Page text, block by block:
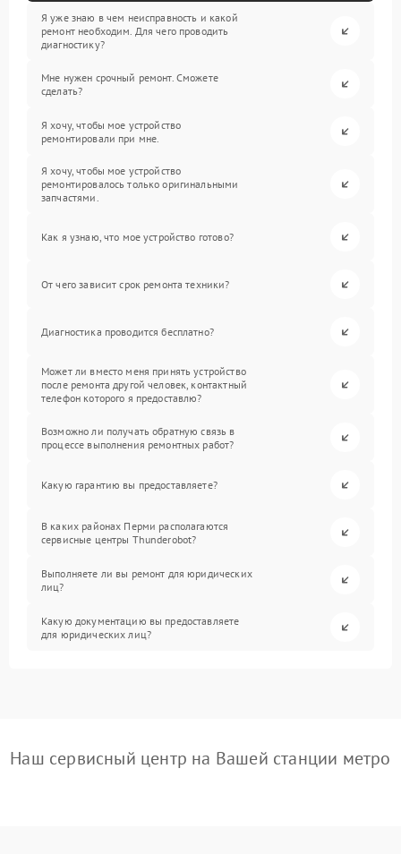
Я уже знаю в чем неисправность и какой
ремонт необходим. Для чего проводить
диагностику?
Мне нужен срочный ремонт. Сможете
сделать?
Я хочу, чтобы мое устройство
ремонтировали при мне.
Я хочу, чтобы мое устройство
ремонтировалось только оригинальными
запчастями.
Как я узнаю, что мое устройство готово?
От чего зависит срок ремонта техники?
Диагностика проводится бесплатно?
Может ли вместо меня принять устройство
после ремонта другой человек, контактный
телефон которого я предоставлю?
Возможно ли получать обратную связь в
процессе выполнения ремонтных работ?
Какую гарантию вы предоставляете?
В каких районах Перми располагаются
сервисные центры Thunderobot?
Выполняете ли вы ремонт для юридических
лиц?
Какую документацию вы предоставляете
для юридических лиц?
Наш сервисный центр на Вашей станции метро